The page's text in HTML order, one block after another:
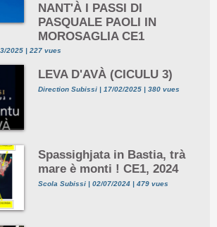
NANT'À I PASSI DI
PASQUALE PAOLI IN
MOROSAGLIA CE1
2025 | 227 vues
LEVA D'AVÀ (CICULU 3)
Direction Subissi | 17/02/2025 | 380 vues
Spassighjata in Bastia, trà
mare è monti ! CE1, 2024
Scola Subissi | 02/07/2024 | 479 vues